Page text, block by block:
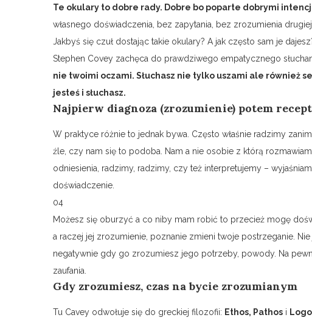
Te okulary to dobre rady. Dobre bo poparte dobrymi
własnego doświadczenia, bez zapytania, bez zrozumienia
Jakbyś się czuł dostając takie okulary? A jak często sam je
Stephen Covey zachęca do prawdziwego empatycznego
nie twoimi oczami. Słuchasz nie tylko uszami ale również
jesteś i słuchasz.
Najpierw diagnoza (zrozumienie) potem
W praktyce różnie to jednak bywa. Często właśnie radzimy
źle, czy nam się to podoba. Nam a nie osobie z którą
odniesienia, radzimy, radzimy, czy też interpretujemy –
doświadczenie.
04
Możesz się oburzyć a co niby mam robić to przecież mogę
a raczej jej zrozumienie, poznanie zmieni twoje postrzeganie.
negatywnie gdy go zrozumiesz jego potrzeby, powody. Na
zaufania.
Gdy zrozumiesz, czas na bycie zrozumianym
Tu Cavey odwołuje się do greckiej filozofii: Ethos, Pathos i Logo